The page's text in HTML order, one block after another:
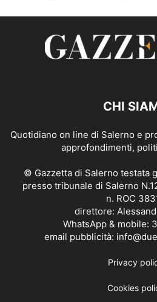
CHI
Quotidiano on line di Salerno e
approfondimenti,
© Gazzetta di Salerno testata
presso tribunale di Salerno
n. ROC
direttore:
WhatsApp & mobile:
email pubblicità:
Privacy
Cookies